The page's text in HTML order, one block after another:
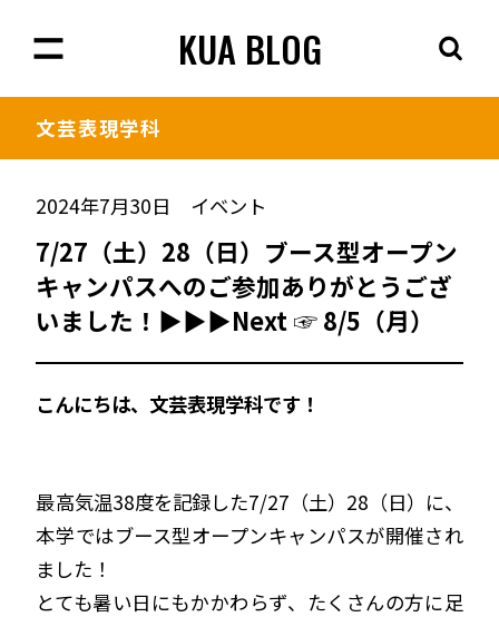
KUA BLOG
文芸表現学科
2024年7月30日 イベント
7/27（土）28（日）ブース型オープン
キャンパスへのご参加ありがとうござ
いました！▶︎▶︎▶︎Next ☞ 8/5（月）
こんにちは、文芸表現学科です！
最高気温38度を記録した7/27（土）28（日）に、
本学ではブース型オープンキャンパスが開催され
ました！
とても暑い日にもかかわらず、たくさんの方に足